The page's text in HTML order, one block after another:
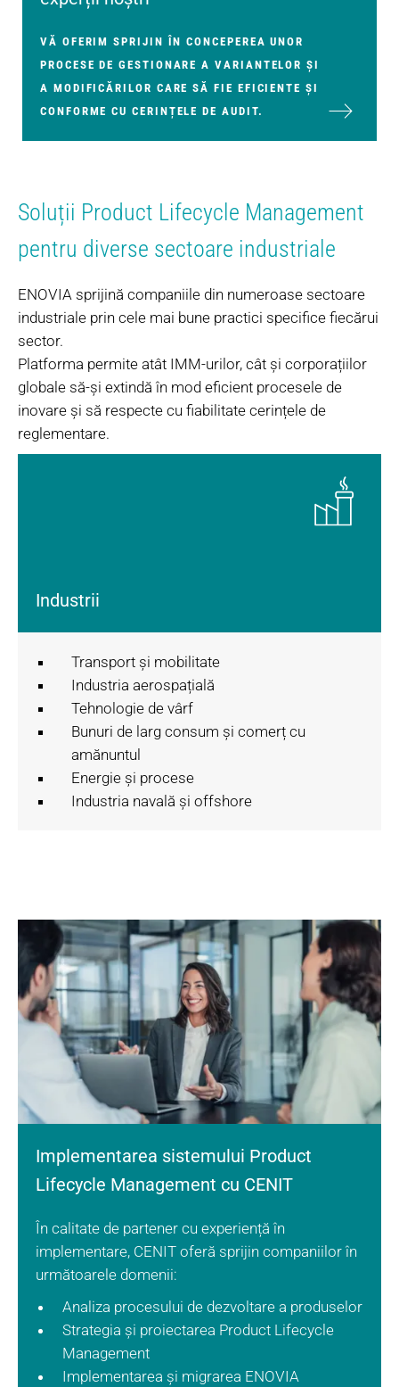
VĂ OFERIM SPRIJIN ÎN CONCEPEREA UNOR
PROCESE DE GESTIONARE A VARIANTELOR ȘI
A MODIFICĂRILOR CARE SĂ FIE EFICIENTE ȘI
CONFORME CU CERINȚELE DE AUDIT.
Soluții Product Lifecycle Management
pentru diverse sectoare industriale
ENOVIA sprijină companiile din numeroase sectoare
industriale prin cele mai bune practici specifice fiecărui
sector.
Platforma permite atât IMM-urilor, cât și corporațiilor
globale să-și extindă în mod eficient procesele de
inovare și să respecte cu fiabilitate cerințele de
reglementare.
Industrii
Transport și mobilitate
Industria aerospațială
Tehnologie de vârf
Bunuri de larg consum și comerț cu
amănuntul
Energie și procese
Industria navală și offshore
Implementarea sistemului Product
Lifecycle Management cu CENIT
În calitate de partener cu experiență în
implementare, CENIT oferă sprijin companiilor în
următoarele domenii:
Analiza procesului de dezvoltare a produselor
Strategia și proiectarea Product Lifecycle
Management
Implementarea și migrarea ENOVIA